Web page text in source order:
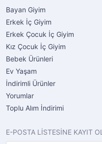
Bayan Giyim
Erkek İç Giyim
Erkek Çocuk İç Giyim
Kız Çocuk İç Giyim
Bebek Ürünleri
Ev Yaşam
İndirimli Ürünler
Yorumlar
Toplu Alım İndirimi
E-POSTA LİSTESİNE KAYIT OL